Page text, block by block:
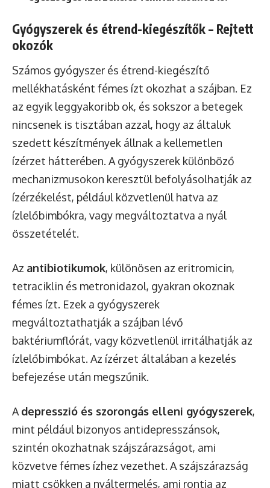
Gyógyszerek és étrend-kiegészítők – Rejtett
okozók
Számos gyógyszer és étrend-kiegészítő
mellékhatásként fémes ízt okozhat a szájban. Ez
az egyik leggyakoribb ok, és sokszor a betegek
nincsenek is tisztában azzal, hogy az általuk
szedett készítmények állnak a kellemetlen
ízérzet hátterében. A gyógyszerek különböző
mechanizmusokon keresztül befolyásolhatják az
ízérzékelést, például közvetlenül hatva az
ízlelőbimbókra, vagy megváltoztatva a nyál
összetételét.
Az antibiotikumok, különösen az eritromicin,
tetraciklin és metronidazol, gyakran okoznak
fémes ízt. Ezek a gyógyszerek
megváltoztathatják a szájban lévő
baktériumflórát, vagy közvetlenül irritálhatják az
ízlelőbimbókat. Az ízérzet általában a kezelés
befejezése után megszűnik.
A depresszió és szorongás elleni gyógyszerek,
mint például bizonyos antidepresszánsok,
szintén okozhatnak szájszárazságot, ami
közvetve fémes ízhez vezethet. A szájszárazság
miatt csökken a nyáltermelés, ami rontja az